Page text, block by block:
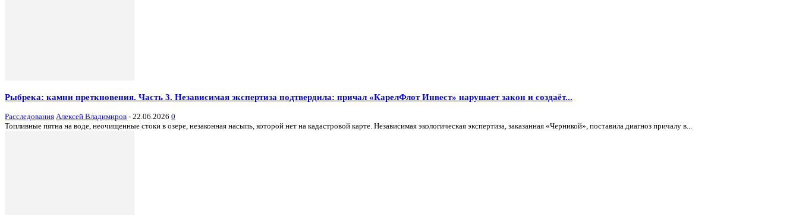
Рыбрека: камни преткновения. Часть 3. Независимая экспертиза подтвердила: причал «КарелФлот Инвест» нарушает закон и создаёт...
Расследования Алексей Владимиров - 22.06.2026 0
Топливные пятна на воде, неочищенные стоки в озере, незаконная насыпь, которой нет на кадастровой карте. Независимая экологическая экспертиза, заказанная «Черникой», поставила диагноз причалу в...